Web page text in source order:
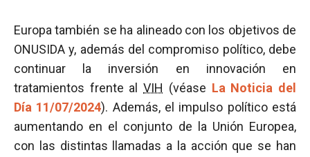
Europa también se ha alineado con los objetivos de
ONUSIDA y, además del compromiso político, debe
continuar la inversión en innovación en
tratamientos frente alVIH (véase La Noticia del
Día 11/07/2024). Además, el impulso político está
aumentando en el conjunto de la Unión Europea,
con las distintas llamadas a la acción que se han